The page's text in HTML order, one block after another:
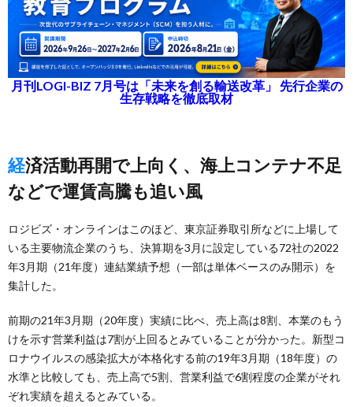
月刊LOGI-BIZ 7月号は「未来を創る輸送改革」 先行企業の
生存戦略を徹底取材
経済活動再開で上向く、海上コンテナ不足
などで運賃高騰も追い風
ロジビズ・オンラインはこのほど、東京証券取引所などに上場して
いる主要物流企業のうち、決算期を3月に設定している72社の2022
年3月期（21年度）連結業績予想（一部は単体ベースのみ開示）を
集計した。
前期の21年3月期（20年度）実績に比べ、売上高は8割、本業のもう
けを示す営業利益は7割が上回るとみていることが分かった。新型コ
ロナウイルスの感染拡大が本格化する前の19年3月期（18年度）の
水準と比較しても、売上高で5割、営業利益で6割程度の企業がそれ
ぞれ実績を超えるとみている。